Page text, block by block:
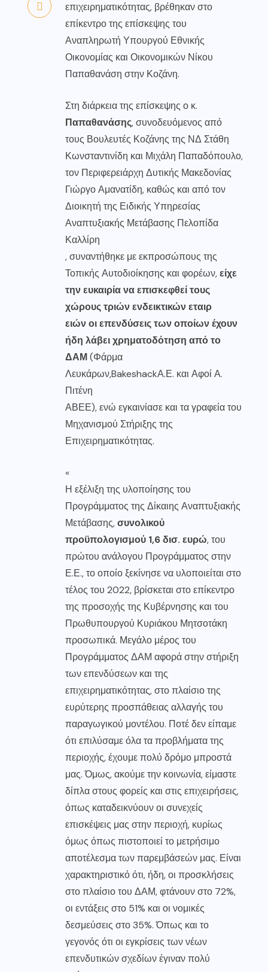
επιχειρηματικότητας, βρέθηκαν στο
επίκεντρο της επίσκεψης του
Αναπληρωτή Υπουργού Εθνικής
Οικονομίας και Οικονομικών Νίκου
Παπαθανάση στην Κοζάνη.
Στη διάρκεια της επίσκεψης ο κ.
Παπαθανάσης, συνοδευόμενος από
τους Βουλευτές Κοζάνης της ΝΔ Στάθη
Κωνσταντινίδη και Μιχάλη Παπαδόπουλο,
τον Περιφερειάρχη Δυτικής Μακεδονίας
Γιώργο Αμανατίδη, καθώς και από τον
Διοικητή της Ειδικής Υπηρεσίας
Αναπτυξιακής Μετάβασης Πελοπίδα
Καλλίρη
, συναντήθηκε με εκπροσώπους της
Τοπικής Αυτοδιοίκησης και φορέων,είχε
την ευκαιρία να επισκεφθεί τους
χώρους τριών ενδεικτικών εταιρ
ειών οι επενδύσεις των οποίων έχουν
ήδη λάβει χρηματοδότηση από το
ΔΑΜ(Φάρμα
Λευκάρων,BakeshackΑ.Ε. και Αφοί Α.
Πιτένη
ΑΒΕΕ), ενώ εγκαινίασε και τα γραφεία του
Μηχανισμού Στήριξης της
Επιχειρηματικότητας.
«
Η εξέλιξη της υλοποίησης του
Προγράμματος της Δίκαιης Αναπτυξιακής
Μετάβασης,συνολικού
προϋπολογισμού 1,6 δισ. ευρώ, του
πρώτου ανάλογου Προγράμματος στην
Ε.Ε., το οποίο ξεκίνησε να υλοποιείται στο
τέλος του 2022, βρίσκεται στο επίκεντρο
της προσοχής της Κυβέρνησης και του
Πρωθυπουργού Κυριάκου Μητσοτάκη
προσωπικά. Μεγάλο μέρος του
Προγράμματος ΔΑΜ αφορά στην στήριξη
των επενδύσεων και της
επιχειρηματικότητας, στο πλαίσιο της
ευρύτερης προσπάθειας αλλαγής του
παραγωγικού μοντέλου. Ποτέ δεν είπαμε
ότι επιλύσαμε όλα τα προβλήματα της
περιοχής, έχουμε πολύ δρόμο μπροστά
μας. Όμως, ακούμε την κοινωνία, είμαστε
δίπλα στους φορείς και στις επιχειρήσεις,
όπως καταδεικνύουν οι συνεχείς
επισκέψεις μας στην περιοχή, κυρίως
όμως όπως πιστοποιεί το μετρήσιμο
αποτέλεσμα των παρεμβάσεών μας. Είναι
χαρακτηριστικό ότι, ήδη, οι προσκλήσεις
στο πλαίσιο του ΔΑΜ, φτάνουν στο 72%,
οι εντάξεις στο 51% και οι νομικές
δεσμεύσεις στο 35%. Όπως και το
γεγονός ότι οι εγκρίσεις των νέων
επενδυτικών σχεδίων έγιναν πολύ